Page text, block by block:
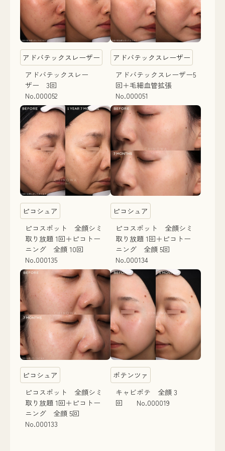
アドバテックスレーザー
アドバテックスレー
ザー 3回
No.000052
アドバテックスレーザー
アドバテックスレーザー5
回＋毛細血管拡張
No.000051
ピコシュア
ピコスポット 全顔シミ
取り放題 1回＋ピコトー
ニング 全顔 10回
No.000135
ピコシュア
ピコスポット 全顔シミ
取り放題 1回＋ピコトー
ニング 全顔 5回
No.000134
ピコシュア
ピコスポット 全顔シミ
取り放題 1回＋ピコトー
ニング 全顔 5回
No.000133
ポテンツァ
キャビポテ 全顔 3
回 No.000019